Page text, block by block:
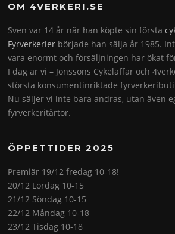
OM 4VERKERI.SE
Sven var 14 år när han köpte sin första
Fyrverkerier började han sälja år 1985.
vara enormt och försäljningen har ökat
I dag är vi – Jönssons Cykelaffär och
största konsumentinriktade
Nu säljer vi inte bara andras, utan även
fyrverkeritårtor.
ÖPPETTIDER 2025
Premiär 19/12 fredag 10-18!
20/12 Lördag 10-15
21/12 Söndag 10-15
22/12 Måndag 10-18
23/12 Tisdag 10-18